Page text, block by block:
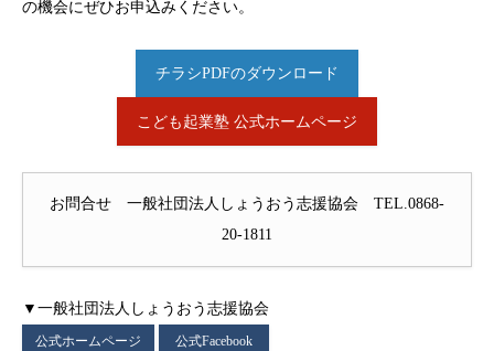
の機会にぜひお申込みください。
チラシPDFのダウンロード
こども起業塾 公式ホームページ
お問合せ 一般社団法人しょうおう志援協会 TEL.0868-
20-1811
▼一般社団法人しょうおう志援協会
公式ホームページ 公式Facebook